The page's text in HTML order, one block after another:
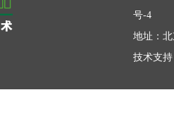
号-4
地址：
技术支